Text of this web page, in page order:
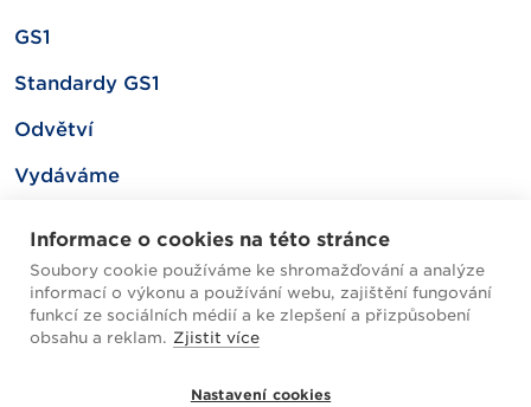
GS1
Standardy GS1
Odvětví
Vydáváme
Mapa webu
Informace o cookies na této stránce
Soubory cookie používáme ke shromažďování a analýze
informací o výkonu a používání webu, zajištění fungování
funkcí ze sociálních médií a ke zlepšení a přizpůsobení
obsahu a reklam. Zjistit více
Nastavení cookies